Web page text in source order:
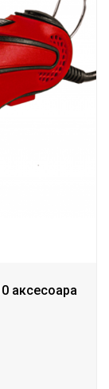
аксесоара